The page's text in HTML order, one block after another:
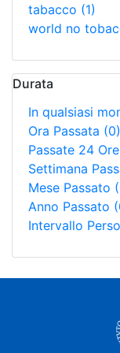
tabacco (1)
world no
Durata
In qualsiasi
Ora Passata (0)
Passate 24 Ore
Settimana
Mese Passato
Anno Passato
Intervallo